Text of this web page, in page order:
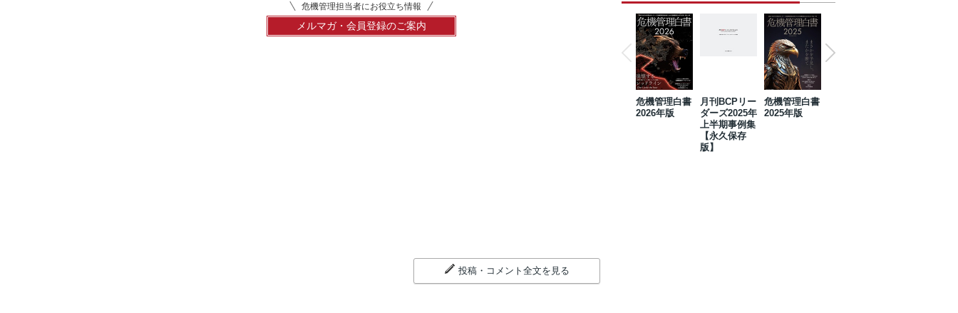
危機管理担当者にお役立ち情報
メルマガ・会員登録のご案内
投稿・コメント全文を見る
危機管理白書
2026年版
月刊BCPリー
ダーズ2025年
上半期事例集
【永久保存
版】
危機管理白書
2025年版